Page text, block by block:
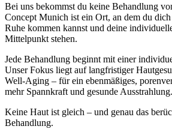
Bei uns bekommst du keine Behandlung
Concept Munich ist ein Ort, an dem du
Ruhe kommen kannst und deine
Mittelpunkt stehen.
Jede Behandlung beginnt mit einer
Unser Fokus liegt auf langfristiger
Well-Aging – für ein ebenmäßiges,
mehr Spannkraft und gesunde Ausstrahlung.
Keine Haut ist gleich – und genau das
Behandlung.